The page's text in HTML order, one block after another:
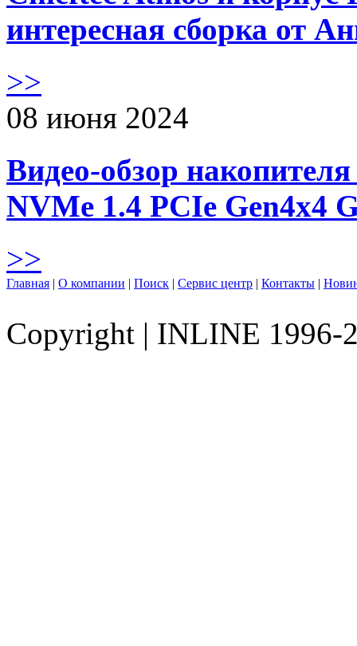
интересная сборка от
>>
08 июня 2024
Видео-обзор
NVMe 1.4 PCIe Gen4х4
>>
Главная | О компании | Поиск | Сервис центр | Контакты |
Copyright | INLINE 1996-